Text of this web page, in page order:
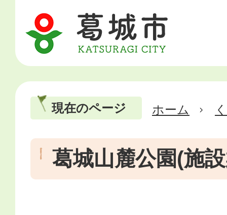
現在のページ ホーム
葛城山麓公園(施